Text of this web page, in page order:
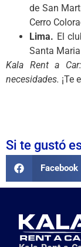
de San
Cerro
Lima. El
Santa
Kala Rent a
necesidades. ¡Te
Si te gustó
Facebook